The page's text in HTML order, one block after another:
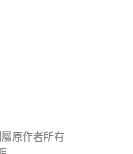
原作者所有